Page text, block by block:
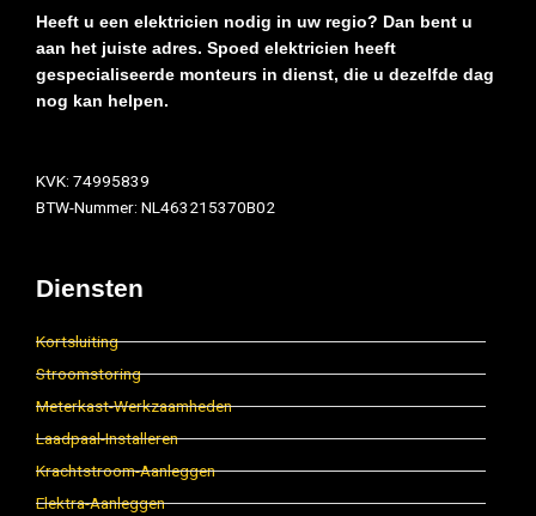
Heeft u een elektricien nodig in uw regio? Dan bent u
aan het juiste adres. Spoed elektricien heeft
gespecialiseerde monteurs in dienst, die u dezelfde dag
nog kan helpen.
KVK: 74995839
BTW-Nummer: NL463215370B02
Diensten
Kortsluiting
Stroomstoring
Meterkast-Werkzaamheden
Laadpaal-Installeren
Krachtstroom-Aanleggen
Elektra-Aanleggen